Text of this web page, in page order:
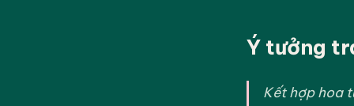
Ý tưởng
Kết hợp hoa